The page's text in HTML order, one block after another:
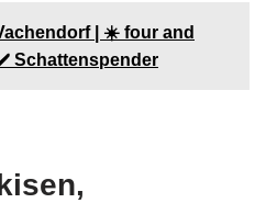
| ☀️ four and
Schattenspender